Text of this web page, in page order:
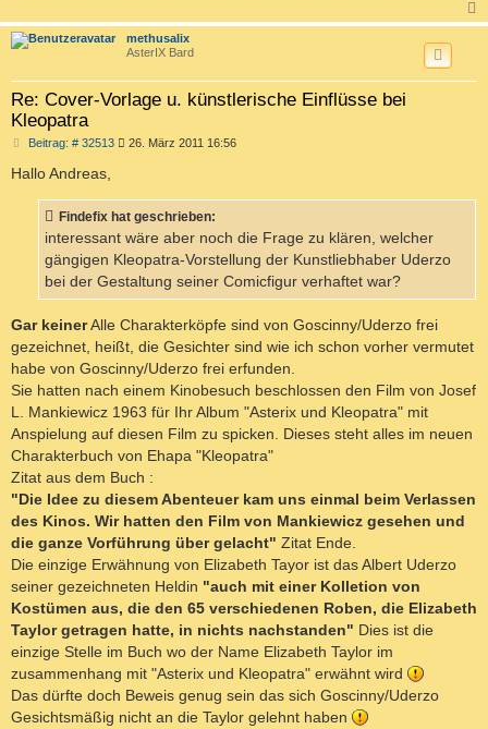
a
methusalix
AsterIX Bard
Re: Cover-Vorlage u. künstlerische Einflüsse bei
Kleopatra
Beitrag: # 32513B
r
a
26. März 2011 16:56
Hallo Andreas,
Findefix hat geschrieben:
interessant wäre aber noch die Frage zu klären, welcher
gängigen Kleopatra-Vorstellung der Kunstliebhaber Uderzo
bei der Gestaltung seiner Comicfigur verhaftet war?
Gar keinerAlle Charakterköpfe sind von Goscinny/Uderzo frei
gezeichnet, heißt, die Gesichter sind wie ich schon vorher vermutet
habe von Goscinny/Uderzo frei erfunden.
Sie hatten nach einem Kinobesuch beschlossen den Film von Josef
L. Mankiewicz 1963 für Ihr Album "Asterix und Kleopatra" mit
Anspielung auf diesen Film zu spicken. Dieses steht alles im neuen
Charakterbuch von Ehapa "Kleopatra"
Zitat aus dem Buch :
"Die Idee zu diesem Abenteuer kam uns einmal beim Verlassen
des Kinos. Wir hatten den Film von Mankiewicz gesehen und
die ganze Vorführung über gelacht" Zitat Ende.
Die einzige Erwähnung von Elizabeth Tayor ist das Albert Uderzo
seiner gezeichneten Heldin "auch mit einer Kolletion von
Kostümen aus, die den 65 verschiedenen Roben, die Elizabeth
Taylor getragen hatte, in nichts nachstanden" Dies ist die
einzige Stelle im Buch wo der Name Elizabeth Taylor im
zusammenhang mit "Asterix und Kleopatra" erwähnt wird
Das dürfte doch Beweis genug sein das sich Goscinny/Uderzo
Gesichtsmäßig nicht an die Taylor gelehnt haben